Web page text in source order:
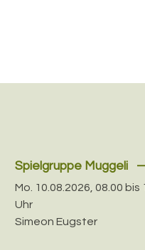
Spielgruppe Muggeli
Mo. 10.08.2026, 08.00 bis
Uhr
Simeon Eugster